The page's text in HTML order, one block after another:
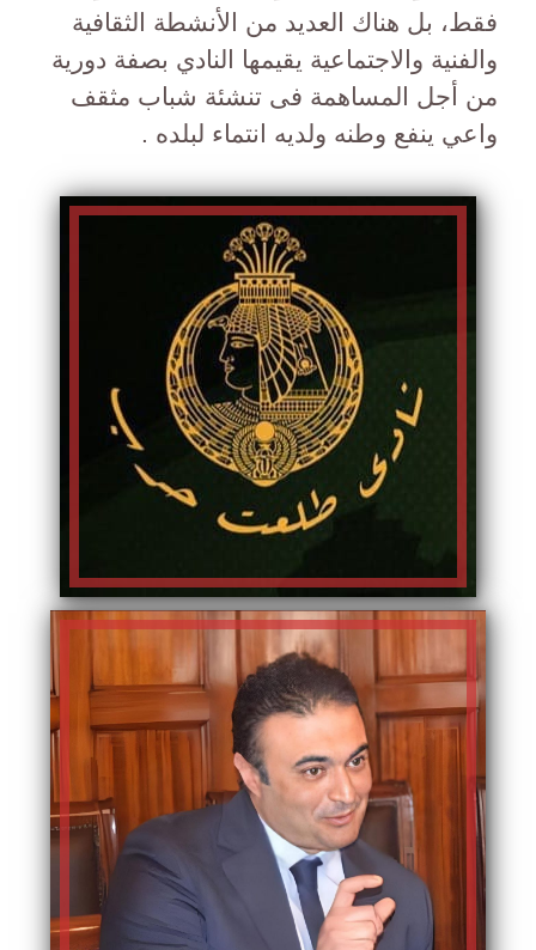
فقط، بل هناك العديد من الأنشطة الثقافية
والفنية والاجتماعية يقيمها النادي بصفة دورية
من أجل المساهمة فى تنشئة شباب مثقف
واعي ينفع وطنه ولديه انتماء لبلده .